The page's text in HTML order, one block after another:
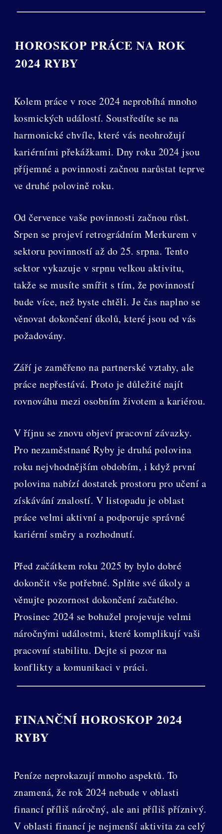
HOROSKOP PRÁCE NA ROK
2024 RYBY
Kolem práce v roce 2024 neprobíhá mnoho
kosmických událostí. Soustředíte se na
harmonické chvíle, které vás neohrožují
kariérními překážkami. Dny roku 2024 jsou
příjemné a povinnosti začnou narůstat teprve
ve druhé polovině roku.
Od července vaše povinnosti začnou růst.
Srpen se projeví retrográdním Merkurem v
sektoru povinností až do 25. srpna. Tento
sektor vykazuje v srpnu velkou aktivitu,
takže se musíte smířit s tím, že povinností
bude více, než byste chtěli. Je čas naplno se
věnovat dokončení úkolů, které jsou od vás
požadovány.
Září je zaměřeno na partnerské vztahy, ale
práce nepřestává. Proto je důležité najít
rovnováhu mezi osobním životem a kariérou.
V říjnu se znovu objeví pracovní závazky.
Pro nezaměstnané Ryby je druhá polovina
roku nejvhodnějším obdobím, i když první
polovina nabízí dostatek prostoru pro učení a
získávání znalostí. V listopadu je oblast
práce velmi aktivní a podporuje správné
kariérní směry a rozhodnutí.
Před začátkem roku 2025 by bylo dobré
dokončit vše potřebné. Splňte své úkoly a
věnujte pozornost dokončení začatého.
Prosinec 2024 se bohužel projevuje velmi
náročnými událostmi, které komplikují vaši
pracovní stabilitu. Dejte si pozor na
konflikty a komunikaci v práci.
FINANČNÍ HOROSKOP 2024
RYBY
Peníze neprokazují mnoho aspektů. To
znamená, že rok 2024 nebude v oblasti
financí příliš náročný, ale ani příliš příznivý.
V oblasti financí je nejmenší aktivita za celý